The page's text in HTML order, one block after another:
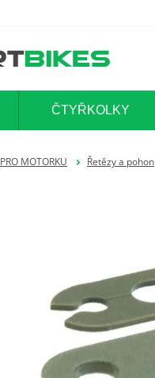
ČTYŘKOLKY
PRO MOTORKU Řetězy a pohon